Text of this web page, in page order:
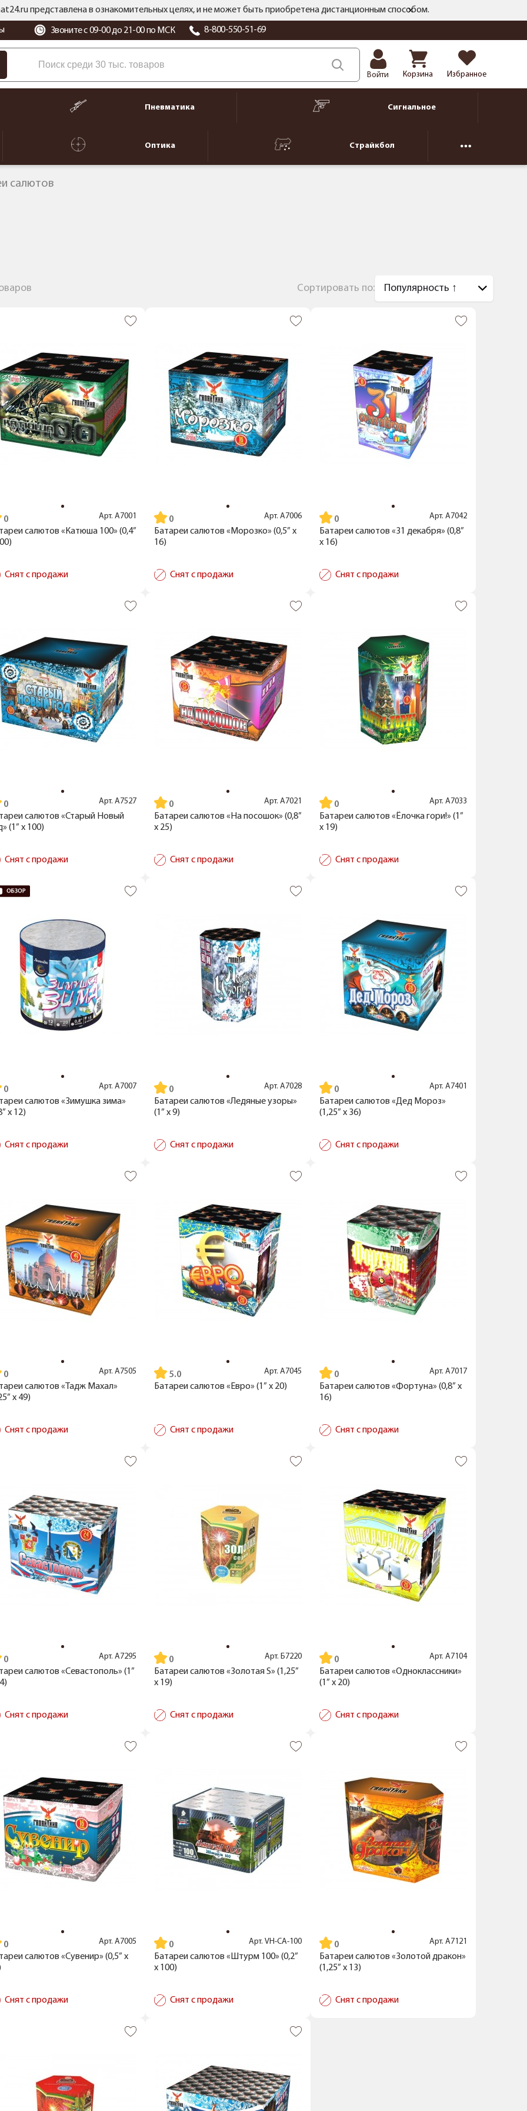
представлена в ознакомительных целях, и не может быть приобретена дистанционным способом.
Звоните с 09-00 до 21-00 по МСК 8-800-550-51-69
Войти Корзина Избранное
Пневматика Сигнальное
Оптика Страйкбол
салютов
Сортировать по:
Арт. А7001
салютов «Катюша 100» (0,4”
Снят с продажи
Арт. А7006
Батареи салютов «Морозко» (0,5” x
16)
Снят с продажи
Арт. А7042
Батареи салютов «31 декабря» (0,8”
x 16)
Снят с продажи
Арт. А7527
салютов «Старый Новый
(1” x 100)
Снят с продажи
Арт. А7021
Батареи салютов «На посошок» (0,8”
x 25)
Снят с продажи
Арт. А7033
Батареи салютов «Ёлочка гори!» (1”
x 19)
Снят с продажи
Арт. А7007
салютов «Зимушка зима»
x 12)
Снят с продажи
Арт. А7028
Батареи салютов «Ледяные узоры»
(1” x 9)
Снят с продажи
Арт. А7401
Батареи салютов «Дед Мороз»
(1,25” x 36)
Снят с продажи
Арт. А7505
салютов «Тадж Махал»
x 49)
Снят с продажи
5.0 Арт. А7045
Батареи салютов «Евро» (1” x 20)
Снят с продажи
Арт. А7017
Батареи салютов «Фортуна» (0,8” x
16)
Снят с продажи
Арт. А7295
салютов «Севастополь» (1”
Снят с продажи
Арт. Б7220
Батареи салютов «Золотая S» (1,25”
x 19)
Снят с продажи
Арт. А7104
Батареи салютов «Одноклассники»
(1” x 20)
Снят с продажи
Арт. А7005
салютов «Сувенир» (0,5” x
Снят с продажи
Арт. VH-CA-100
Батареи салютов «Штурм 100» (0,2”
x 100)
Снят с продажи
Арт. А7121
Батареи салютов «Золотой дракон»
(1,25” x 13)
Снят с продажи